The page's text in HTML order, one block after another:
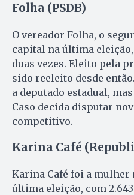
Folha (PSDB)
O vereador Folha, o
capital na última
duas vezes. Eleito pela
sido reeleito desde
a deputado estadual,
Caso decida disputar
competitivo.
Karina Café
Karina Café foi a mulher
última eleição, com